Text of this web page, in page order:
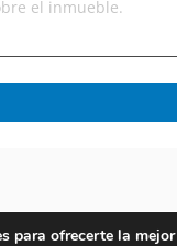
para ofrecerte la